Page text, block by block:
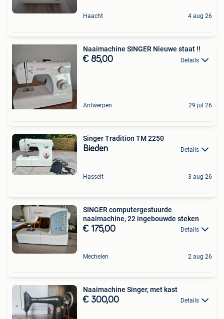
Haacht 4 aug 26
Naaimachine SINGER Nieuwe staat !!
€ 85,00 Details
Antwerpen 29 jul 26
Singer Tradition TM 2250
Bieden Details
Hasselt 3 aug 26
SINGER computergestuurde
naaimachine, 22 ingebouwde steken
€ 175,00 Details
Mechelen 2 aug 26
Naaimachine Singer, met kast
€ 300,00 Details